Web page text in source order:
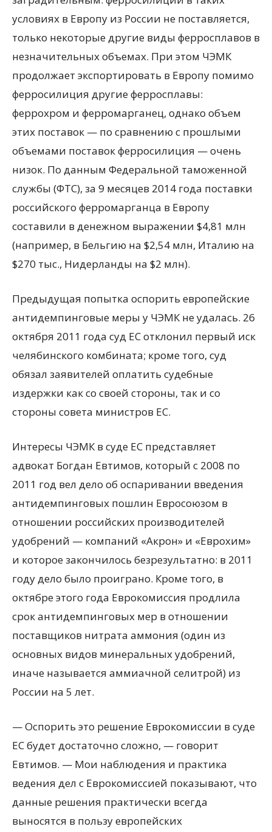
условиях в Европу из России не поставляется,
только некоторые другие виды ферросплавов в
незначительных объемах. При этом ЧЭМК
продолжает экспортировать в Европу помимо
ферросилиция другие ферросплавы:
феррохром и ферромарганец, однако объем
этих поставок — по сравнению с прошлыми
объемами поставок ферросилиция — очень
низок. По данным Федеральной таможенной
службы (ФТС), за 9 месяцев 2014 года поставки
российского ферромарганца в Европу
составили в денежном выражении $4,81 млн
(например, в Бельгию на $2,54 млн, Италию на
$270 тыс., Нидерланды на $2 млн).
Предыдущая попытка оспорить европейские
антидемпинговые меры у ЧЭМК не удалась. 26
октября 2011 года суд ЕС отклонил первый иск
челябинского комбината; кроме того, суд
обязал заявителей оплатить судебные
издержки как со своей стороны, так и со
стороны совета министров ЕС.
Интересы ЧЭМК в суде ЕС представляет
адвокат Богдан Евтимов, который с 2008 по
2011 год вел дело об оспаривании введения
антидемпинговых пошлин Евросоюзом в
отношении российских производителей
удобрений — компаний «Акрон» и «Еврохим»
и которое закончилось безрезультатно: в 2011
году дело было проиграно. Кроме того, в
октябре этого года Еврокомиссия продлила
срок антидемпинговых мер в отношении
поставщиков нитрата аммония (один из
основных видов минеральных удобрений,
иначе называется аммиачной селитрой) из
России на 5 лет.
— Оспорить это решение Еврокомиссии в суде
ЕС будет достаточно сложно, — говорит
Евтимов. — Мои наблюдения и практика
ведения дел с Еврокомиссией показывают, что
данные решения практически всегда
выносятся в пользу европейских